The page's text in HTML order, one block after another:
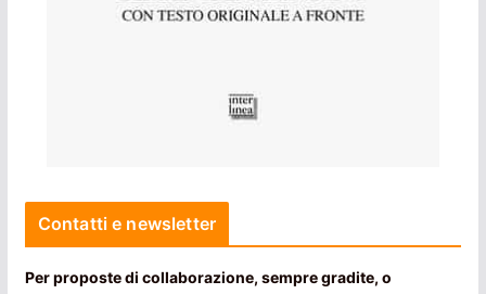
Contatti e newsletter
Per proposte di collaborazione, sempre gradite, o